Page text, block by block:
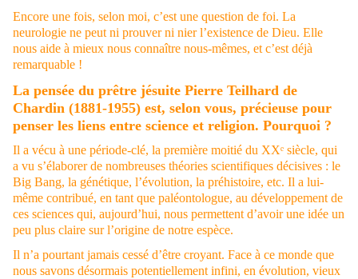
Encore une fois, selon moi, c’est une question de foi. La
neurologie ne peut ni prouver ni nier l’existence de Dieu. Elle
nous aide à mieux nous connaître nous-mêmes, et c’est déjà
remarquable !
La pensée du prêtre jésuite Pierre Teilhard de
Chardin (1881-1955) est, selon vous, précieuse pour
penser les liens entre science et religion. Pourquoi ?
Il a vécu à une période-clé, la première moitié du XXᵉ siècle, qui
a vu s’élaborer de nombreuses théories scientifiques décisives : le
Big Bang, la génétique, l’évolution, la préhistoire, etc. Il a lui-
même contribué, en tant que paléontologue, au développement de
ces sciences qui, aujourd’hui, nous permettent d’avoir une idée un
peu plus claire sur l’origine de notre espèce.
Il n’a pourtant jamais cessé d’être croyant. Face à ce monde que
nous savons désormais potentiellement infini, en évolution, vieux